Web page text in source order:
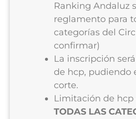
Ranking Andaluz
reglamento para
categorías del
confirmar)
La inscripción
de hcp, pudiendo
corte.
Limitación de hcp
TODAS LAS